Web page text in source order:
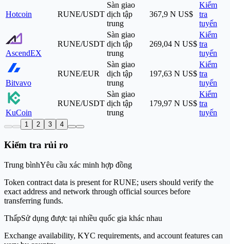
Hotcoin RUNE/USDT
Sàn giao
dịch tập
trung
367,9 N US$
Kiểm
tra
tuyến
AscendEX
RUNE/USDT
Sàn giao
dịch tập
trung
269,04 N US$
Kiểm
tra
tuyến
Bitvavo
RUNE/EUR
Sàn giao
dịch tập
trung
197,63 N US$
Kiểm
tra
tuyến
KuCoin
RUNE/USDT
Sàn giao
dịch tập
trung
179,97 N US$
Kiểm
tra
tuyến
1 2 3 4
Kiểm tra rủi ro
Trung bìnhYêu cầu xác minh hợp đồng
Token contract data is present for RUNE; users should verify the
exact address and network through official sources before
transferring funds.
ThấpSử dụng được tại nhiều quốc gia khác nhau
Exchange availability, KYC requirements, and account features can